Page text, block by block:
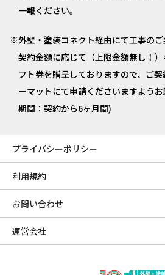
一報ください。
外壁・塗装コネクト経由にて工事のご
契約金額に応じて（上限金額無し！
フト券を贈呈しておりますので、ご
ーマットにて申請くださいますよう
期間：契約から6ヶ月間)
プライバシーポリシー
利用規約
お問い合わせ
運営会社